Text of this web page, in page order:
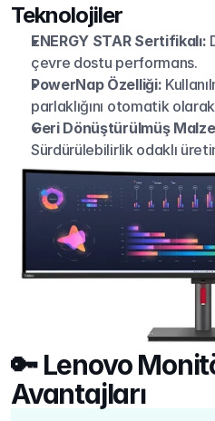
Teknolojiler
ENERGY STAR Sertifikalı:
çevre dostu performans.
PowerNap Özelliği:
parlaklığını otomatik
Geri Dönüştürülmüş
Sürdürülebilirlik odaklı
🔑 Lenovo
Avantajları